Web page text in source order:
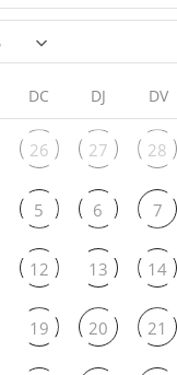
DC DJ DV
26 27 28
5 6 7
12 13 14
19 20 21